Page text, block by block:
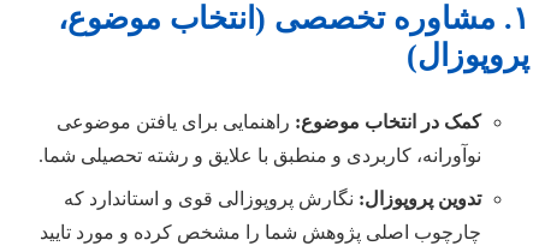
۱. مشاوره تخصصی (انتخاب موضوع،
پروپوزال)
کمک در انتخاب موضوع: راهنمایی برای یافتن موضوعی
نوآورانه، کاربردی و منطبق با علایق و رشته تحصیلی شما.
تدوین پروپوزال: نگارش پروپوزالی قوی و استاندارد که
چارچوب اصلی پژوهش شما را مشخص کرده و مورد تایید